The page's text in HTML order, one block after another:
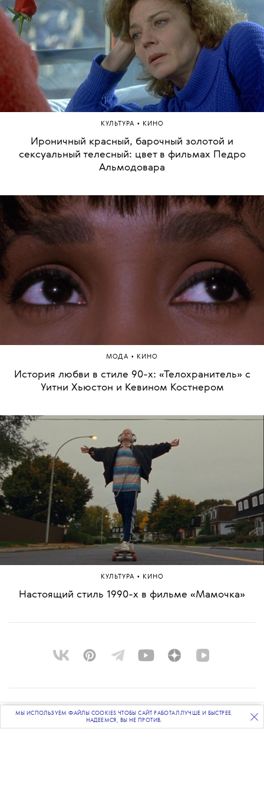
ПОДПИСЫВАЙТЕСЬНА НАШУ ВЕЧЕРНЮЮ РАССЫЛКУ
КУЛЬТУРА • КИНО
Ироничный красный, барочный золотой и
сексуальный телесный: цвет в фильмах Педро
Альмодовара
МОДА • КИНО
История любви в стиле 90-х: «Телохранитель» с
Уитни Хьюстон и Кевином Костнером
КУЛЬТУРА • КИНО
Настоящий стиль 1990-х в фильме «Мамочка»
О ПРОЕКТЕ
КОМАНДА
МЫ ИСПОЛЬЗУЕМ ФАЙЛЫ COOKIES ЧТОБЫ САЙТ РАБОТАЛ ЛУЧШЕ И БЫСТРЕЕ.
НАДЕЕМСЯ, ВЫ НЕ ПРОТИВ.